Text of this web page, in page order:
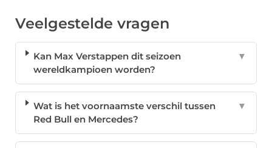
Veelgestelde vragen
Kan Max Verstappen dit seizoen
wereldkampioen worden?
▼
Wat is het voornaamste verschil tussen
Red Bull en Mercedes?
▼